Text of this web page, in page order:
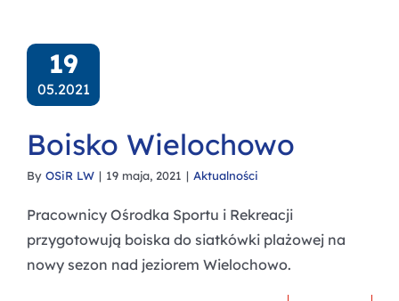
19
05.2021
Boisko Wielochowo
By OSiR LW | 19 maja, 2021 | Aktualności
Pracownicy Ośrodka Sportu i Rekreacji
przygotowują boiska do siatkówki plażowej na
nowy sezon nad jeziorem Wielochowo.